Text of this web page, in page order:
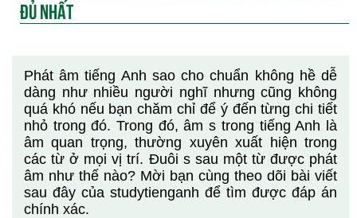
ĐỦ NHẤT
Phát âm tiếng Anh sao cho chuẩn không hề dễ
dàng như nhiều người nghĩ nhưng cũng không
quá khó nếu bạn chăm chỉ để ý đến từng chi tiết
nhỏ trong đó. Trong đó, âm s trong tiếng Anh là
âm quan trọng, thường xuyên xuất hiện trong
các từ ở mọi vị trí. Đuôi s sau một từ được phát
âm như thế nào? Mời bạn cùng theo dõi bài viết
sau đây của studytienganh để tìm được đáp án
chính xác.